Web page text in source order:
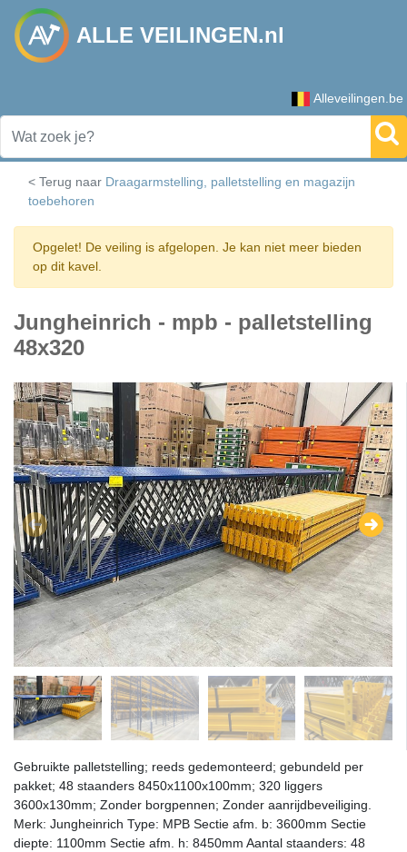
ALLE VEILINGEN.nl
Alleveilingen.be
< Terug naar Draagarmstelling, palletstelling en magazijn
toebehoren
Opgelet! De veiling is afgelopen. Je kan niet meer bieden
op dit kavel.
Jungheinrich - mpb - palletstelling
48x320
Gebruikte palletstelling; reeds gedemonteerd; gebundeld per
pakket; 48 staanders 8450x1100x100mm; 320 liggers
3600x130mm; Zonder borgpennen; Zonder aanrijdbeveiliging.
Merk: Jungheinrich Type: MPB Sectie afm. b: 3600mm Sectie
diepte: 1100mm Sectie afm. h: 8450mm Aantal staanders: 48